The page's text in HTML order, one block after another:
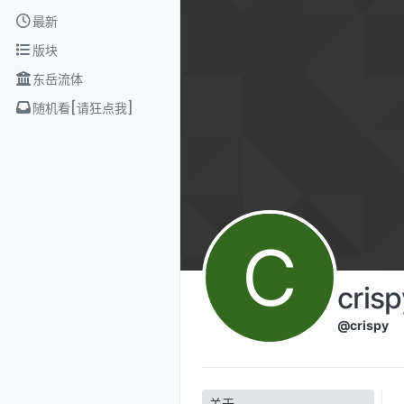
Skip to content
最新
版块
东岳流体
随机看[请狂点我]
C
@crispy